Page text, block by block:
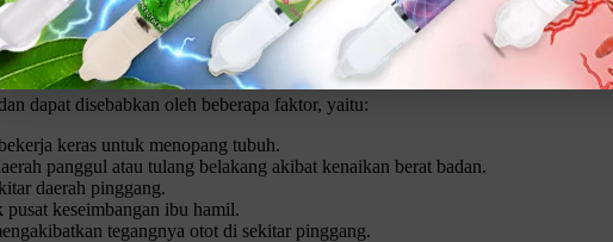
Klik gambar untuk lihat produk unggulan kami
faktor pemicu gejala ini, antara lain:
dapat disebabkan oleh beberapa faktor, yaitu:
keras untuk menopang tubuh.
panggul atau tulang belakang akibat kenaikan berat badan.
daerah pinggang.
keseimbangan ibu hamil.
tegangnya otot di sekitar pinggang.